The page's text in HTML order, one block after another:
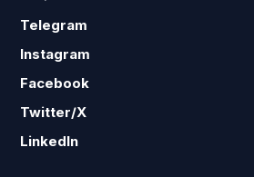
Telegram
Instagram
Facebook
Twitter/X
LinkedIn